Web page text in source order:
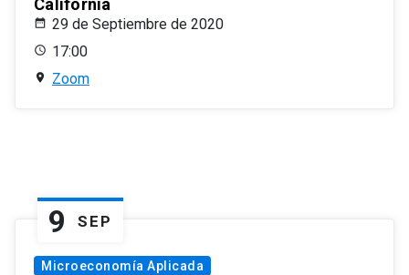
California
29 de Septiembre de 2020
17:00
Zoom
9 SEP
Microeconomía Aplicada